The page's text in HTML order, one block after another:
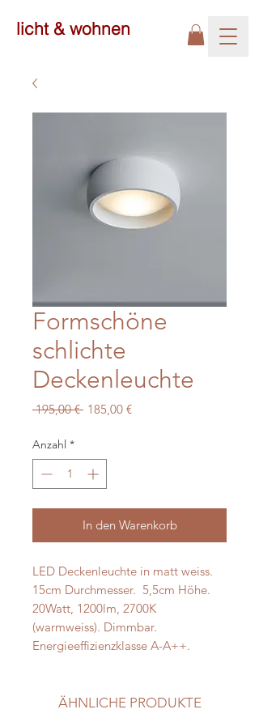
licht & wohnen
Formschöne
schlichte
Deckenleuchte
195,00 € Standardpreis
185,00 €Sale-
Anzahl *
In den Warenkorb
LED Deckenleuchte in matt weiss.
15cm Durchmesser. 5,5cm Höhe.
20Watt, 1200lm, 2700K
(warmweiss). Dimmbar.
Energieeffizienzklasse A-A++.
ÄHNLICHE PRODUKTE